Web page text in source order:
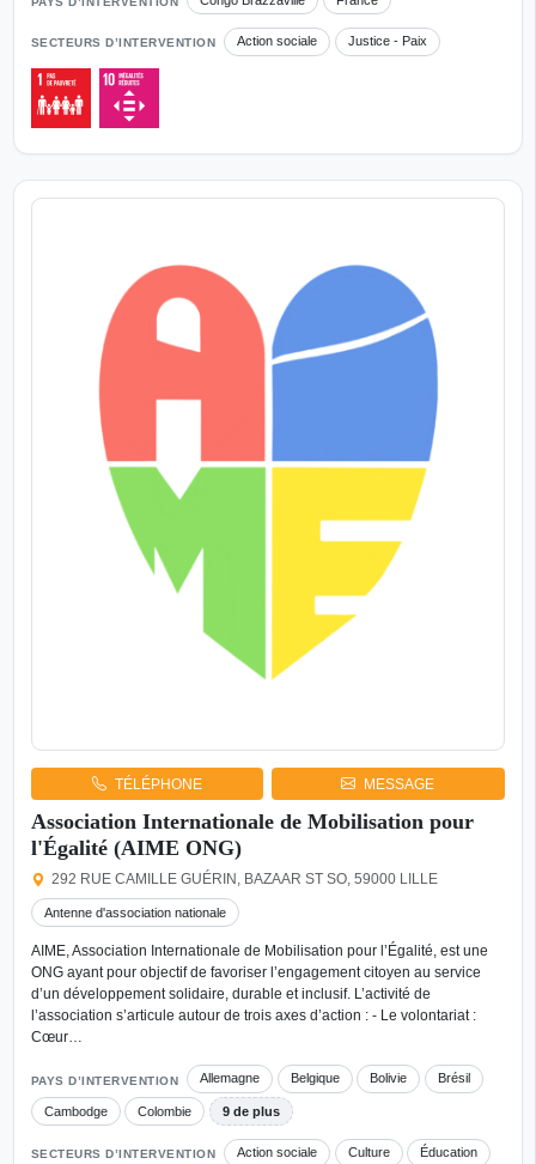
SECTEURS D’INTERVENTION Action sociale Justice - Paix
TÉLÉPHONE MESSAGE
Association Internationale de Mobilisation pour
l'Égalité (AIME ONG)
292 RUE CAMILLE GUÉRIN, BAZAAR ST SO, 59000 LILLE
Antenne d'association nationale
AIME, Association Internationale de Mobilisation pour l’Égalité, est une
ONG ayant pour objectif de favoriser l’engagement citoyen au service
d’un développement solidaire, durable et inclusif. L’activité de
l’association s’articule autour de trois axes d’action : - Le volontariat :
Cœur…
PAYS D’INTERVENTION Allemagne Belgique Bolivie Brésil
Cambodge Colombie 9 de plus
SECTEURS D’INTERVENTION Action sociale Culture Éducation